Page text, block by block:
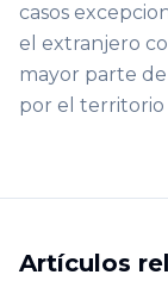
casos
el extranjero
mayor parte
por el territorio
Artículos